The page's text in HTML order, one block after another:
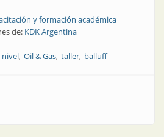
y formación académica
de: KDK Argentina
nivel Oil & Gas taller balluff
práctico de tecnologías de